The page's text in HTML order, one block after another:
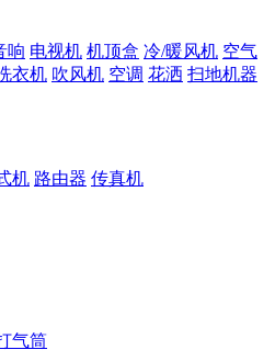
响 电视机 机顶盒 冷/暖风机 空气
衣机 吹风机 空调 花洒 扫地机器
机 路由器 传真机
气筒